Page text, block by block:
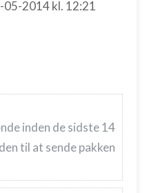
05-2014kl. 12:21
inden de sidste 14
til at sende pakken